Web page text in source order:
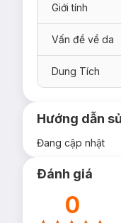
Giới tính
Vấn đề về da
Dung Tích
Hướng dẫn
Đang cập nhật
Đánh giá
0